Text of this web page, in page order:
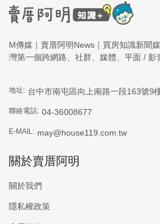
M傳媒｜賣厝阿明News｜買房知識新聞
灣第一個跨網路、社群、媒體、平面 / 影
地址: 台中市南屯區向上南路一段163號9
聯絡電話: 04-36008677
E-MAIL: may@house119.com.tw
關於賣厝阿明
關於我們
隱私權政策